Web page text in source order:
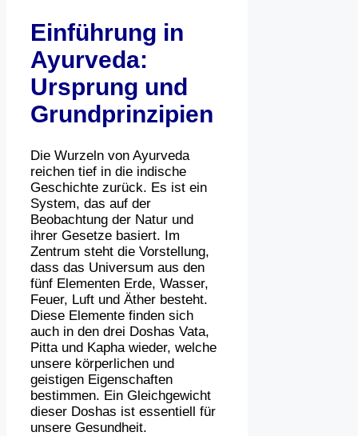
Einführung in
Ayurveda:
Ursprung und
Grundprinzipien
Die Wurzeln von Ayurveda
reichen tief in die indische
Geschichte zurück. Es ist ein
System, das auf der
Beobachtung der Natur und
ihrer Gesetze basiert. Im
Zentrum steht die Vorstellung,
dass das Universum aus den
fünf Elementen Erde, Wasser,
Feuer, Luft und Äther besteht.
Diese Elemente finden sich
auch in den drei Doshas Vata,
Pitta und Kapha wieder, welche
unsere körperlichen und
geistigen Eigenschaften
bestimmen. Ein Gleichgewicht
dieser Doshas ist essentiell für
unsere Gesundheit.